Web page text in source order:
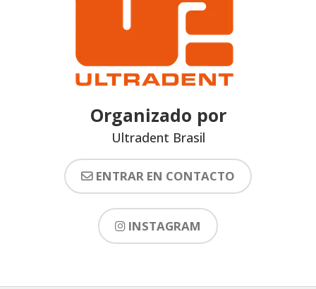
Organizado por
Ultradent Brasil
ENTRAR EN CONTACTO
INSTAGRAM